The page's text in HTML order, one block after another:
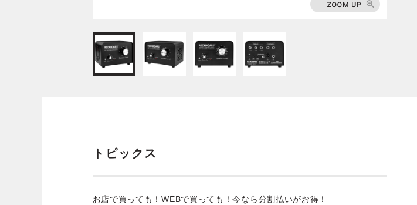
トピックス
お店で買っても！WEBで買っても！今なら分割払いがお得！